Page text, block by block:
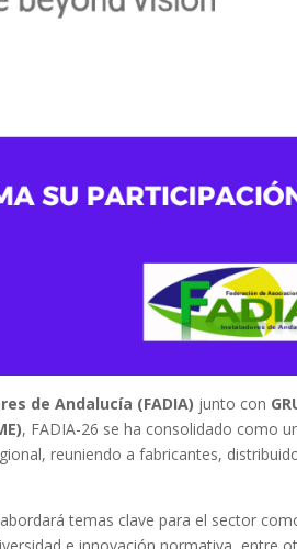
de Andalucía (FADIA) junto con
, FADIA-26 se ha consolidado como
reuniendo a fabricantes,
temas clave para el sector
e innovación normativa, entre